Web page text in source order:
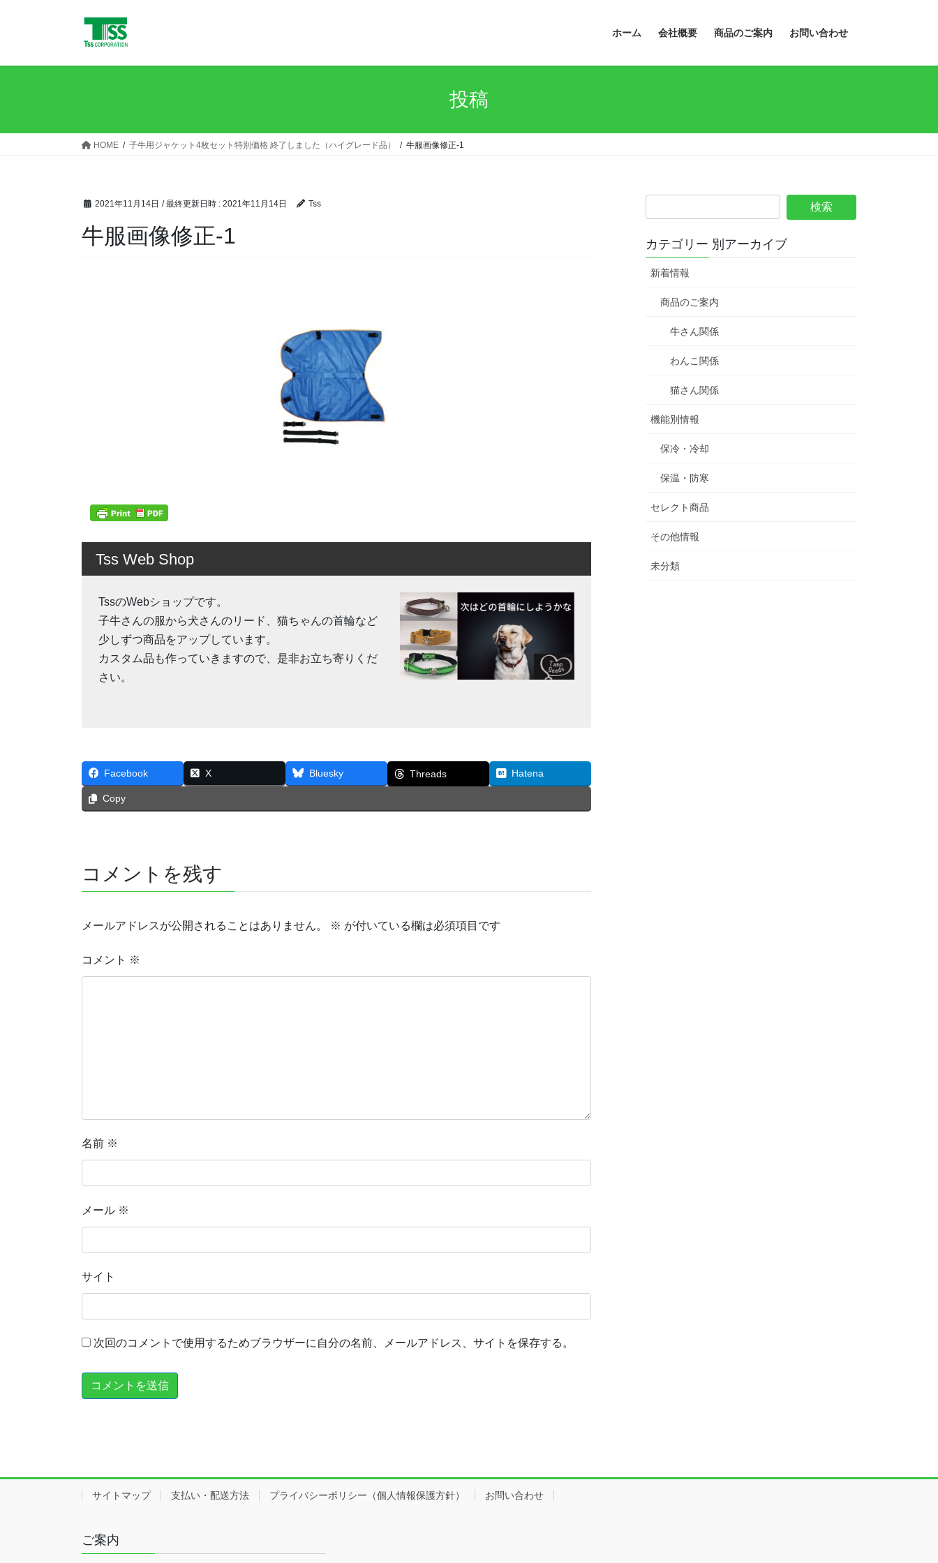
ホーム 会社概要 商品のご案内 お問い合わせ
投稿
HOME 子牛用ジャケット4枚セット特別価格 終了しました（ハイグレード品） 牛服画像修正-1
2021年11月14日 / 最終更新日時 : 2021年11月14日 Tss
牛服画像修正-1
Tss Web Shop
TssのWebショップです。
子牛さんの服から犬さんのリード、猫ちゃんの首輪など
少しずつ商品をアップしています。
カスタム品も作っていきますので、是非お立ち寄りくだ
さい。
Facebook X Bluesky Threads Hatena
Copy
コメントを残す
メールアドレスが公開されることはありません。 ※ が付いている欄は必須項目です
コメント ※
名前 ※
メール ※
サイト
次回のコメントで使用するためブラウザーに自分の名前、メールアドレス、サイトを保存する。
カテゴリー 別アーカイブ
新着情報
商品のご案内
牛さん関係
わんこ関係
猫さん関係
機能別情報
保冷・冷却
保温・防寒
セレクト商品
その他情報
未分類
サイトマップ 支払い・配送方法 プライバシーポリシー（個人情報保護方針） お問い合わせ
ご案内